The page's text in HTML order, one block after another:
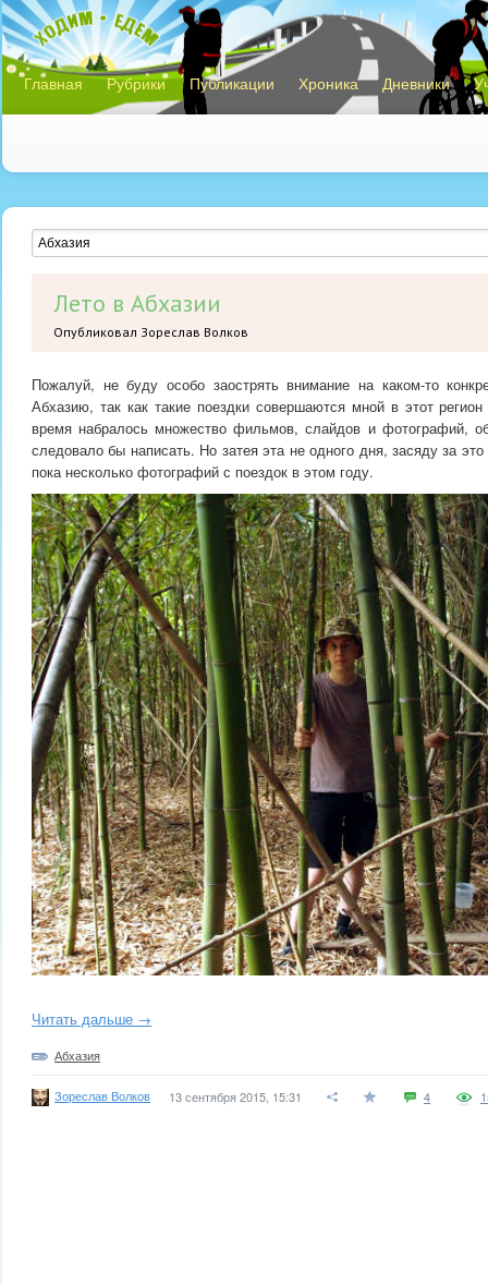
Главная Рубрики Публикации Хроника Дневники
Лето в Абхазии
Опубликовал Зореслав Волков
Пожалуй, не буду особо заострять внимание на каком-то
Абхазию, так как такие поездки совершаются мной в этот
время набралось множество фильмов, слайдов и фотографий,
следовало бы написать. Но затея эта не одного дня, засяду за
пока несколько фотографий с поездок в этом году.
Читать дальше →
Абхазия
Зореслав Волков 13 сентября 2015, 15:31 4